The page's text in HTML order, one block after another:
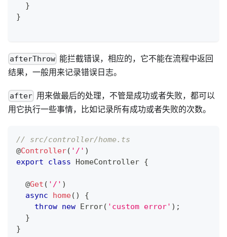
}
}
afterThrow 能拦截错误，相应的，它不能在流程中返回
结果，一般用来记录错误日志。
after 用来做最后的处理，不管是成功或者失败，都可以
用它执行一些事情，比如记录所有成功或者失败的次数。
// src/controller/home.ts
@Controller( '/' )
export
class HomeController {
@Get ( '/' )
async
home( )
{
throw new Error( 'custom error' ) ;
}
}